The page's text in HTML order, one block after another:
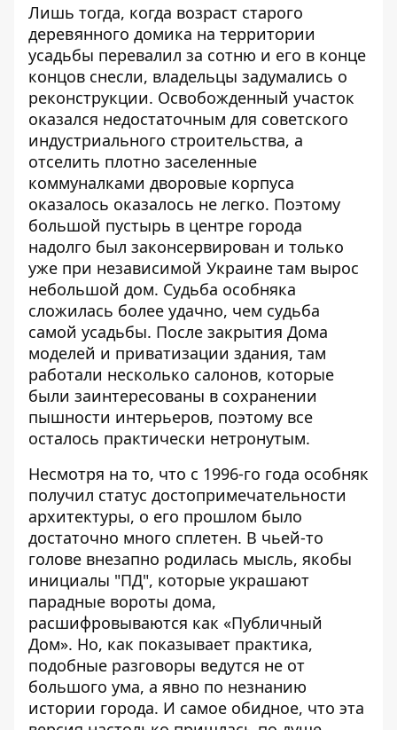
Лишь тогда, когда возраст старого
деревянного домика на территории
усадьбы перевалил за сотню и его в конце
концов снесли, владельцы задумались о
реконструкции. Освобожденный участок
оказался недостаточным для советского
индустриального строительства, а
отселить плотно заселенные
коммуналками дворовые корпуса
оказалось оказалось не легко. Поэтому
большой пустырь в центре города
надолго был законсервирован и только
уже при независимой Украине там вырос
небольшой дом. Судьба особняка
сложилась более удачно, чем судьба
самой усадьбы. После закрытия Дома
моделей и приватизации здания, там
работали несколько салонов, которые
были заинтересованы в сохранении
пышности интерьеров, поэтому все
осталось практически нетронутым.
Несмотря на то, что с 1996-го года особняк
получил статус достопримечательности
архитектуры, о его прошлом было
достаточно много сплетен. В чьей-то
голове внезапно родилась мысль, якобы
инициалы "ПД", которые украшают
парадные вороты дома,
расшифровываются как «Публичный
Дом». Но, как показывает практика,
подобные разговоры ведутся не от
большого ума, а явно по незнанию
истории города. И самое обидное, что эта